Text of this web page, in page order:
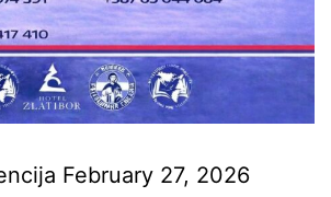
February 27, 2026